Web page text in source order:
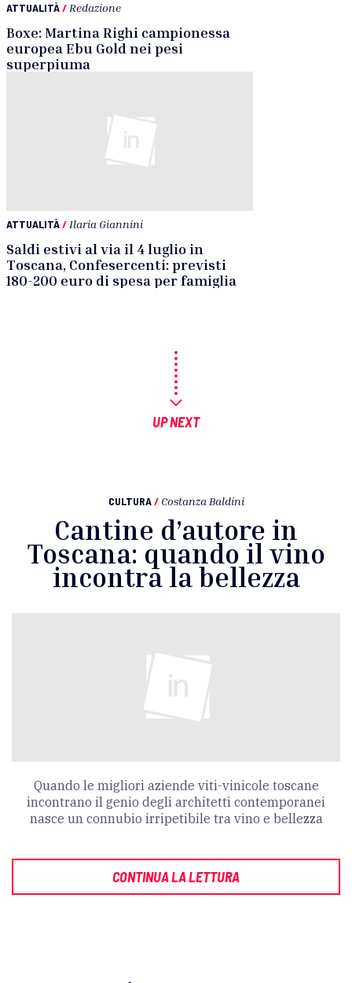
ATTUALITÀ/ Redazione
Boxe: Martina Righi campionessa
europea Ebu Gold nei pesi
superpiuma
ATTUALITÀ/ Ilaria Giannini
Saldi estivi al via il 4 luglio in
Toscana, Confesercenti: previsti
180-200 euro di spesa per famiglia
UP NEXT
CULTURA / Costanza Baldini
Cantine d’autore in
Toscana: quando il vino
incontra la bellezza
Quando le migliori aziende viti-vinicole toscane
incontrano il genio degli architetti contemporanei
nasce un connubio irripetibile tra vino e bellezza
CONTINUA LA LETTURA